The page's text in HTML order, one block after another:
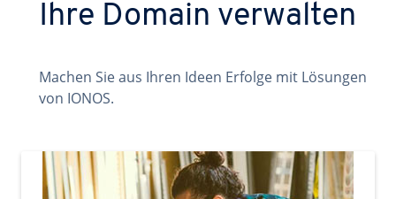
Ihre Domain verwalten
Machen Sie aus Ihren Ideen Erfolge mit Lösungen
von IONOS.